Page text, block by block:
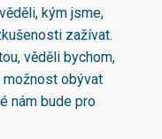
kým jsme,
zažívat.
věděli bychom,
možnost obývat
nám bude pro